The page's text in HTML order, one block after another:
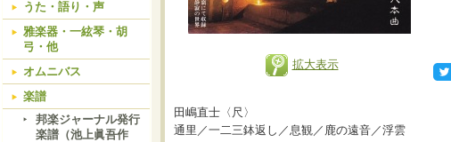
うた・語り・声
雅楽器・一絃琴・胡
弓・他
オムニバス
楽譜
邦楽ジャーナル発行
楽譜（池上眞吾作
拡大表示
田嶋直士〈尺〉
通里／一二三鉢返し／息観／鹿の遠音／浮雲